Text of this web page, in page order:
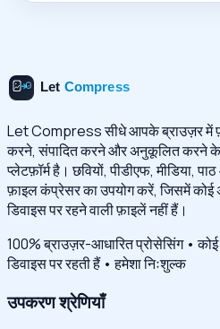
Let Compress सीधे आपके ब्राउज़र में
करने, संपादित करने और अनुकूलित करने
प्लेटफ़ॉर्म है। छवियों, पीडीएफ, मीडिया,
फ़ाइल कंप्रेसर का उपयोग करें, जिसमें
डिवाइस पर रहने वाली फ़ाइलें नहीं हैं।
100% ब्राउज़र-आधारित प्रोसेसिंग •
डिवाइस पर रहती हैं • हमेशा निःशुल्क
उपकरण श्रेणियाँ